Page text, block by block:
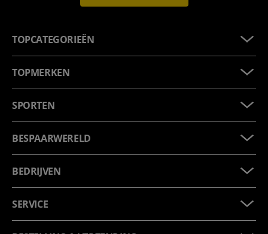
TOPCATEGORIEËN
TOPMERKEN
SPORTEN
BESPAARWERELD
BEDRIJVEN
SERVICE